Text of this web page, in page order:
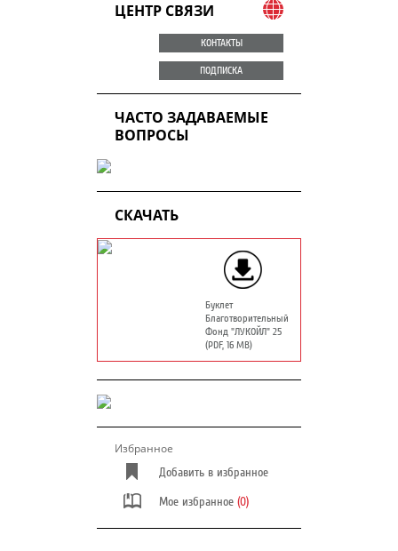
ЦЕНТР СВЯЗИ
КОНТАКТЫ
ПОДПИСКА
ЧАСТО ЗАДАВАЕМЫЕ
ВОПРОСЫ
СКАЧАТЬ
Буклет
Благотворительный
Фонд "ЛУКОЙЛ" 25
лет
(PDF, 16 MB)
Избранное
Добавить в избранное
Мое избранное (0)